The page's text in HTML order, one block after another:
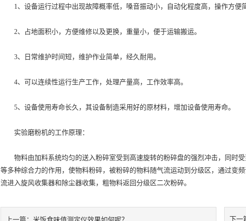
1、设备运行过程中出现故障概率低，嗓音振动小，自动化程度高，操作方便简
2、占地面积小，方便维修以及更换，重量小，便于运输搬运。
3、日常维护时间短，维护作业简单，经久耐用。
4、可以连续性运行生产工作，处理产量高，工作效率高。
5、设备使用寿命长久，其设备制造采用好的原材料，增加设备使用寿命。
实验磨粉机的工作原理：
物料由加料系统均匀的送入粉碎室受到高速旋转的粉碎盘的强烈冲击，同时
等多种综合力的作用，使物料粉碎，被粉碎的物料随气流运动到分级区，通过变
流进入旋风收集器和除尘器收集，粗物料返回分级区二次粉碎。
下